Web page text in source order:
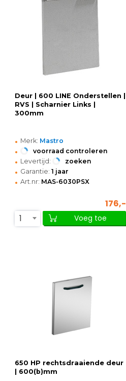
Deur | 600 LINE Onderstellen |
RVS | Scharnier Links |
300mm
• Merk: Mastro
• voorraad controleren
• Levertijd: zoeken
• Garantie: 1 jaar
• Art.nr: MAS-6030PSX
176,-
1
Voeg toe
650 HP rechtsdraaiende deur
| 600(b)mm